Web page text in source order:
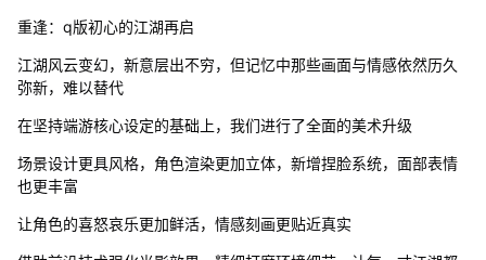
重逢：q版初心的江湖再启
江湖风云变幻，新意层出不穷，但记忆中那些画面与情感依然历久
弥新，难以替代
在坚持端游核心设定的基础上，我们进行了全面的美术升级
场景设计更具风格，角色渲染更加立体，新增捏脸系统，面部表情
也更丰富
让角色的喜怒哀乐更加鲜活，情感刻画更贴近真实